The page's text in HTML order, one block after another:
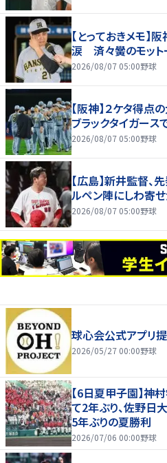
【とっておきメモ】
涙 済々黌のモット
2026/08/07 05:00野球
【阪神】２ケタ得点
ブラックタイガース
2026/08/07 05:00野球
【広島】新井監督、
ルペン陣にしわ寄
2026/08/07 05:00野球
球心会公式アプリ提
2026/05/27 00:00野球
【6日夏甲子園】神
て2年ぶり、佐野日
5年ぶりの夏勝利
2026/07/06 00:00野球